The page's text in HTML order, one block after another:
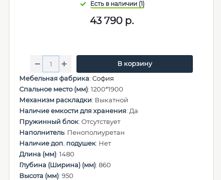
43 790р.
В корзину
Мебельная фабрика: София
Спальное место (мм): 1200*1900
Механизм раскладки: Выкатной
Наличие емкости для хранения: Да
Пружинный блок: Отсутствует
Наполнитель: Пенополиуретан
Наличие доп. подушек: Нет
Длина (мм): 1480
Глубина (Ширина) (мм): 860
Высота (мм): 950